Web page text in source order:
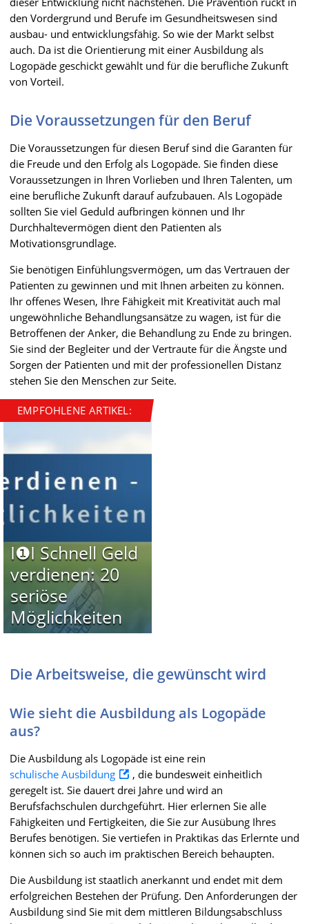
den Vordergrund und Berufe im Gesundheitswesen sind
ausbau- und entwicklungsfähig. So wie der Markt selbst
auch. Da ist die Orientierung mit einer Ausbildung als
Logopäde geschickt gewählt und für die berufliche Zukunft
von Vorteil.
Die Voraussetzungen für den Beruf
Die Voraussetzungen für diesen Beruf sind die Garanten für
die Freude und den Erfolg als Logopäde. Sie finden diese
Voraussetzungen in Ihren Vorlieben und Ihren Talenten, um
eine berufliche Zukunft darauf aufzubauen. Als Logopäde
sollten Sie viel Geduld aufbringen können und Ihr
Durchhaltevermögen dient den Patienten als
Motivationsgrundlage.
Sie benötigen Einfühlungsvermögen, um das Vertrauen der
Patienten zu gewinnen und mit Ihnen arbeiten zu können.
Ihr offenes Wesen, Ihre Fähigkeit mit Kreativität auch mal
ungewöhnliche Behandlungsansätze zu wagen, ist für die
Betroffenen der Anker, die Behandlung zu Ende zu bringen.
Sie sind der Begleiter und der Vertraute für die Ängste und
Sorgen der Patienten und mit der professionellen Distanz
stehen Sie den Menschen zur Seite.
EMPFOHLENE ARTIKEL:
I❶I Schnell Geld
verdienen: 20
seriöse
Möglichkeiten
Die Arbeitsweise, die gewünscht wird
Wie sieht die Ausbildung als Logopäde
aus?
Die Ausbildung als Logopäde ist eine rein
schulische Ausbildung
, die bundesweit einheitlich
geregelt ist. Sie dauert drei Jahre und wird an
Berufsfachschulen durchgeführt. Hier erlernen Sie alle
Fähigkeiten und Fertigkeiten, die Sie zur Ausübung Ihres
Berufes benötigen. Sie vertiefen in Praktikas das Erlernte und
können sich so auch im praktischen Bereich behaupten.
Die Ausbildung ist staatlich anerkannt und endet mit dem
erfolgreichen Bestehen der Prüfung. Den Anforderungen der
Ausbildung sind Sie mit dem mittleren Bildungsabschluss